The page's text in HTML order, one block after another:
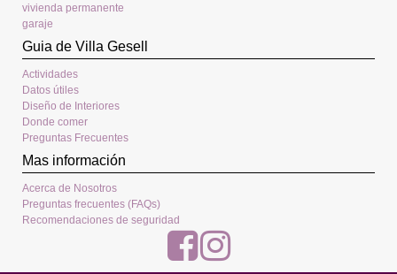
vivienda permanente
garaje
Guia de Villa Gesell
Actividades
Datos útiles
Diseño de Interiores
Donde comer
Preguntas Frecuentes
Mas información
Acerca de Nosotros
Preguntas frecuentes (FAQs)
Recomendaciones de seguridad